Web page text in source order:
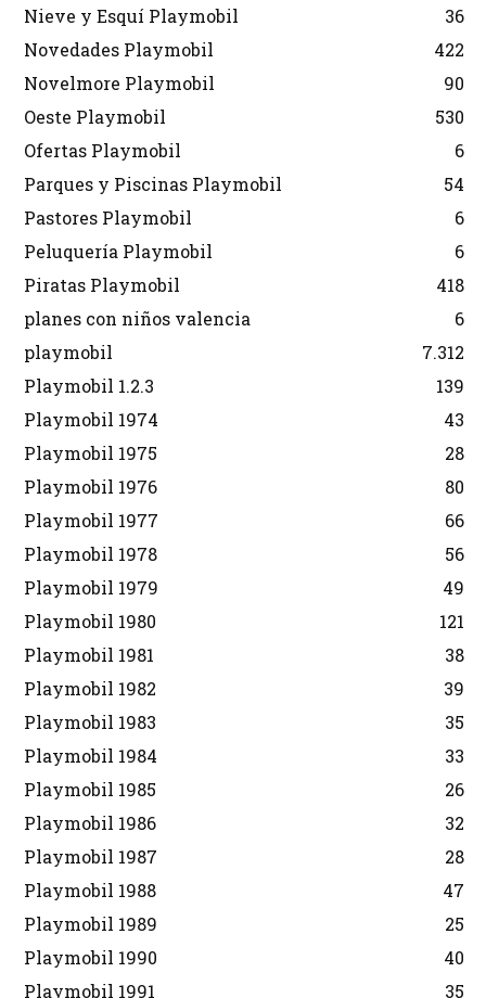
Nieve y Esquí Playmobil
36
Novedades Playmobil
422
Novelmore Playmobil
90
Oeste Playmobil
530
Ofertas Playmobil
6
Parques y Piscinas Playmobil
54
Pastores Playmobil
6
Peluquería Playmobil
6
Piratas Playmobil
418
planes con niños valencia
6
playmobil
7.312
Playmobil 1.2.3
139
Playmobil 1974
43
Playmobil 1975
28
Playmobil 1976
80
Playmobil 1977
66
Playmobil 1978
56
Playmobil 1979
49
Playmobil 1980
121
Playmobil 1981
38
Playmobil 1982
39
Playmobil 1983
35
Playmobil 1984
33
Playmobil 1985
26
Playmobil 1986
32
Playmobil 1987
28
Playmobil 1988
47
Playmobil 1989
25
Playmobil 1990
40
Playmobil 1991
35